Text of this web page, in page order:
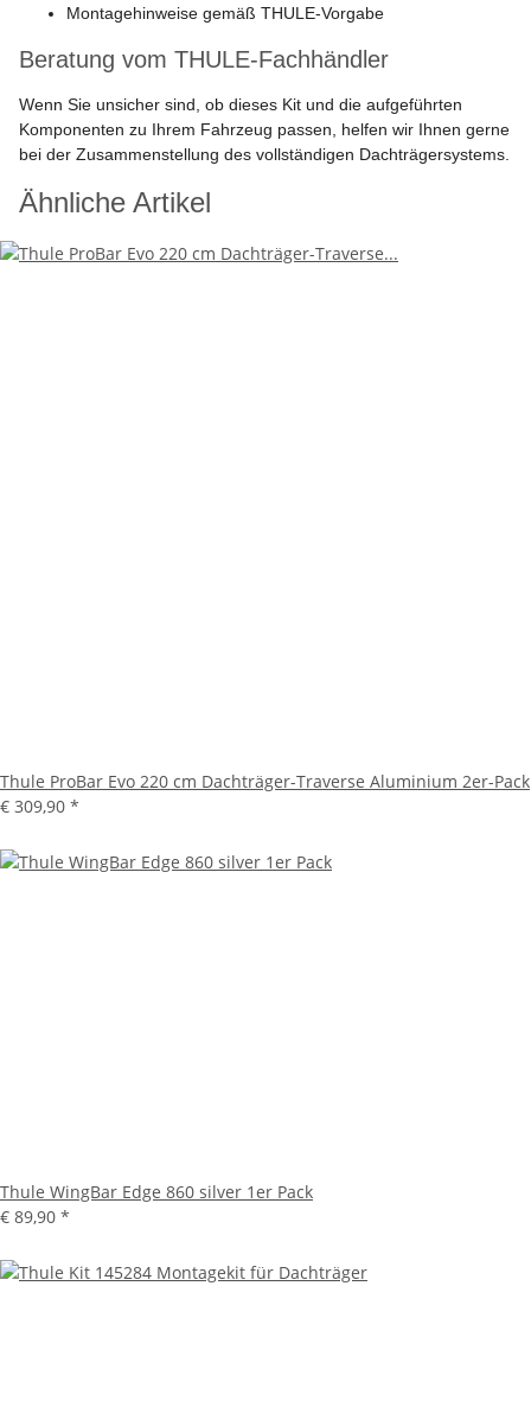
Montagehinweise gemäß THULE-Vorgabe
Beratung vom THULE-Fachhändler
Wenn Sie unsicher sind, ob dieses Kit und die aufgeführten
Komponenten zu Ihrem Fahrzeug passen, helfen wir Ihnen gerne
bei der Zusammenstellung des vollständigen Dachträgersystems.
Ähnliche Artikel
Thule ProBar Evo 220 cm Dachträger-Traverse Aluminium 2er-Pack
€ 309,90 *
Thule WingBar Edge 860 silver 1er Pack
€ 89,90 *